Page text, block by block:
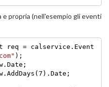
e propria (nell'esempio gli eventi
req = calservice.Event
);